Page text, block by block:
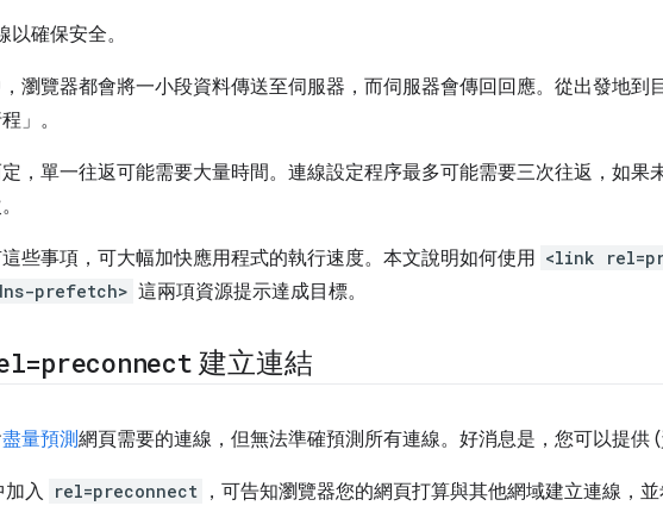
以確保安全。
瀏覽器都會將一小段資料傳送至伺服器，而伺服器會傳回回應。從出發地到
」 。
，單一往返可能需要大量時間。連線設定程序最多可能需要三次往返，如果
些事項，可大幅加快應用程式的執行速度。本文說明如何使用 <link
prefetch> 這兩項資源提示達成目標。
建立連結
盡量預測網頁需要的連線，但無法準確預測所有連線。好消息是，您可以提供 (
加入 rel=preconnect ，可告知瀏覽器您的網頁打算與其他網域建立連線，